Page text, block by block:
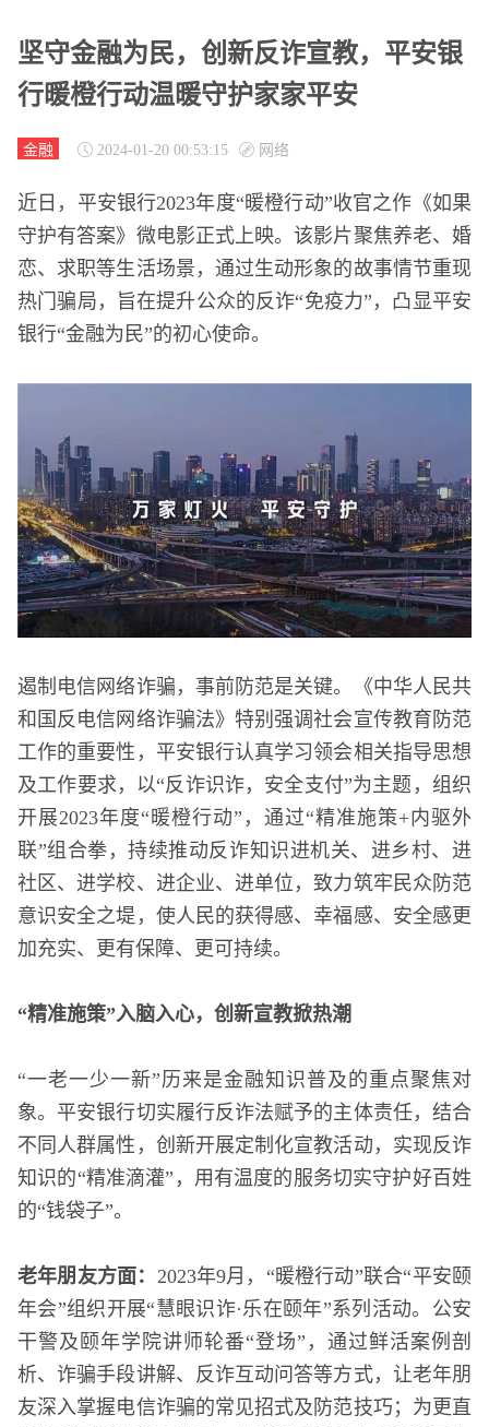
坚守金融为民，创新反诈宣教，平安银
行暖橙行动温暖守护家家平安
金融 2024-01-20 00:53:15 网络
近日，平安银行2023年度“暖橙行动”收官之作《如果
守护有答案》微电影正式上映。该影片聚焦养老、婚
恋、求职等生活场景，通过生动形象的故事情节重现
热门骗局，旨在提升公众的反诈“免疫力”，凸显平安
银行“金融为民”的初心使命。
遏制电信网络诈骗，事前防范是关键。《中华人民共
和国反电信网络诈骗法》特别强调社会宣传教育防范
工作的重要性，平安银行认真学习领会相关指导思想
及工作要求，以“反诈识诈，安全支付”为主题，组织
开展2023年度“暖橙行动”，通过“精准施策+内驱外
联”组合拳，持续推动反诈知识进机关、进乡村、进
社区、进学校、进企业、进单位，致力筑牢民众防范
意识安全之堤，使人民的获得感、幸福感、安全感更
加充实、更有保障、更可持续。
“精准施策”入脑入心， 创新宣教掀热潮
“一老一少一新”历来是金融知识普及的重点聚焦对
象。平安银行切实履行反诈法赋予的主体责任，结合
不同人群属性，创新开展定制化宣教活动，实现反诈
知识的“精准滴灌”，用有温度的服务切实守护好百姓
的“钱袋子”。
老年朋友方面： 2023年9月，“暖橙行动”联合“平安颐
年会”组织开展“慧眼识诈·乐在颐年”系列活动。公安
干警及颐年学院讲师轮番“登场”，通过鲜活案例剖
析、诈骗手段讲解、反诈互动问答等方式，让老年朋
友深入掌握电信诈骗的常见招式及防范技巧；为更直